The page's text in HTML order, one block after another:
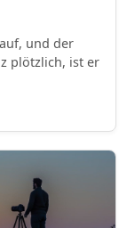
und der
plötzlich, ist er